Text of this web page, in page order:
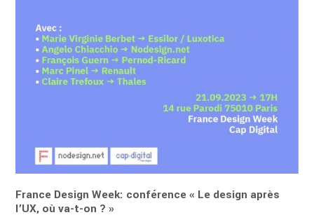
France Design Week: conférence « Le design après
l’UX, où va-t-on ? »